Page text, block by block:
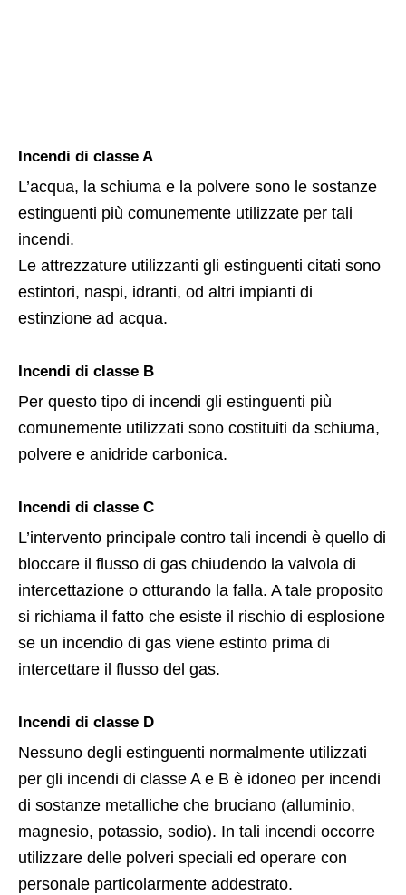
Incendi di classe A
L’acqua, la schiuma e la polvere sono le sostanze
estinguenti più comunemente utilizzate per tali
incendi.
Le attrezzature utilizzanti gli estinguenti citati sono
estintori, naspi, idranti, od altri impianti di
estinzione ad acqua.
Incendi di classe B
Per questo tipo di incendi gli estinguenti più
comunemente utilizzati sono costituiti da schiuma,
polvere e anidride carbonica.
Incendi di classe C
L’intervento principale contro tali incendi è quello di
bloccare il flusso di gas chiudendo la valvola di
intercettazione o otturando la falla. A tale proposito
si richiama il fatto che esiste il rischio di esplosione
se un incendio di gas viene estinto prima di
intercettare il flusso del gas.
Incendi di classe D
Nessuno degli estinguenti normalmente utilizzati
per gli incendi di classe A e B è idoneo per incendi
di sostanze metalliche che bruciano (alluminio,
magnesio, potassio, sodio). In tali incendi occorre
utilizzare delle polveri speciali ed operare con
personale particolarmente addestrato.